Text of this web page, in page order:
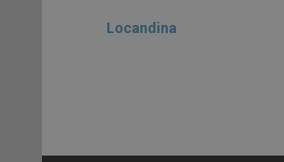
Locandina